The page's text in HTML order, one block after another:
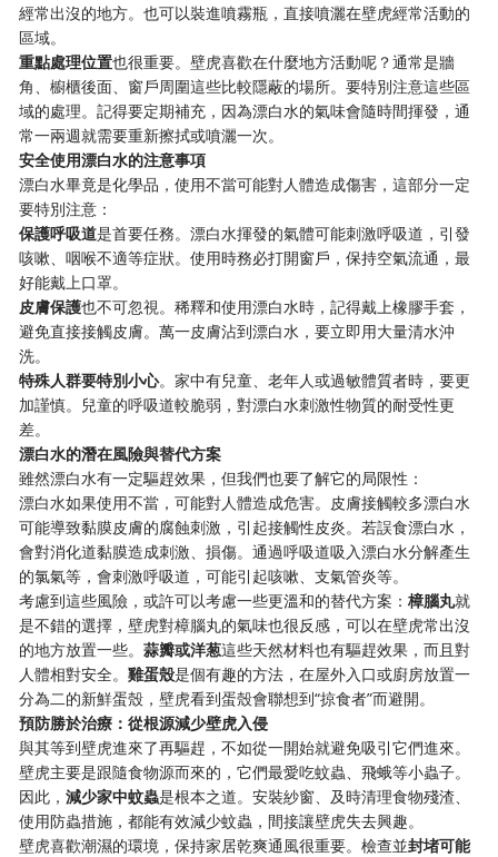
經常出沒的地方。也可以裝進噴霧瓶，直接噴灑在壁虎經常活動的
區域。
重點處理位置也很重要。壁虎喜歡在什麼地方活動呢？通常是牆
角、櫥櫃後面、窗戶周圍這些比較隱蔽的場所。要特別注意這些區
域的處理。記得要定期補充，因為漂白水的氣味會隨時間揮發，通
常一兩週就需要重新擦拭或噴灑一次。
安全使用漂白水的注意事項
漂白水畢竟是化學品，使用不當可能對人體造成傷害，這部分一定
要特別注意：
保護呼吸道是首要任務。漂白水揮發的氣體可能刺激呼吸道，引發
咳嗽、咽喉不適等症狀。使用時務必打開窗戶，保持空氣流通，最
好能戴上口罩。
皮膚保護也不可忽視。稀釋和使用漂白水時，記得戴上橡膠手套，
避免直接接觸皮膚。萬一皮膚沾到漂白水，要立即用大量清水沖
洗。
特殊人群要特別小心。家中有兒童、老年人或過敏體質者時，要更
加謹慎。兒童的呼吸道較脆弱，對漂白水刺激性物質的耐受性更
差。
漂白水的潛在風險與替代方案
雖然漂白水有一定驅趕效果，但我們也要了解它的局限性：
漂白水如果使用不當，可能對人體造成危害。皮膚接觸較多漂白水
可能導致黏膜皮膚的腐蝕刺激，引起接觸性皮炎。若誤食漂白水，
會對消化道黏膜造成刺激、損傷。通過呼吸道吸入漂白水分解產生
的氯氣等，會刺激呼吸道，可能引起咳嗽、支氣管炎等。
考慮到這些風險，或許可以考慮一些更溫和的替代方案：樟腦丸就
是不錯的選擇，壁虎對樟腦丸的氣味也很反感，可以在壁虎常出沒
的地方放置一些。蒜瓣或洋葱這些天然材料也有驅趕效果，而且對
人體相對安全。雞蛋殼是個有趣的方法，在屋外入口或廚房放置一
分為二的新鮮蛋殼，壁虎看到蛋殼會聯想到“掠食者”而避開。
預防勝於治療：從根源減少壁虎入侵
與其等到壁虎進來了再驅趕，不如從一開始就避免吸引它們進來。
壁虎主要是跟隨食物源而來的，它們最愛吃蚊蟲、飛蛾等小蟲子。
因此，減少家中蚊蟲是根本之道。安裝紗窗、及時清理食物殘渣、
使用防蟲措施，都能有效減少蚊蟲，間接讓壁虎失去興趣。
壁虎喜歡潮濕的環境，保持家居乾爽通風很重要。檢查並封堵可能